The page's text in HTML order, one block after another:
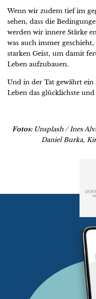
Wenn wir zudem tief im
sehen, dass die
werden wir innere Stärke
was auch immer
starken Geist, um damit
Leben aufzubauen.
Und in der Tat gewährt ein
Leben das glücklichste
Fotos: Unsplash / Ines
Daniel Burka,